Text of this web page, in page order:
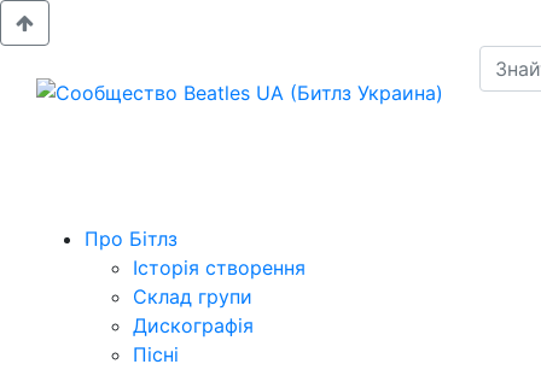
Про Бітлз
Історія створення
Склад групи
Дискографія
Пісні